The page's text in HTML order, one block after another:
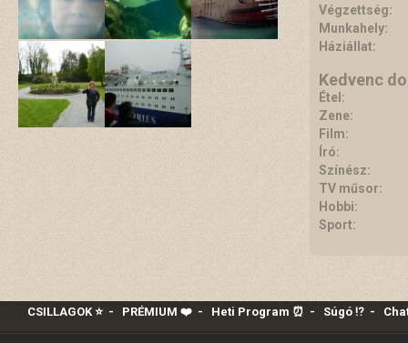
Végzettség:
Munkahely:
Háziállat:
Kedvenc
Étel:
Zene:
Film:
Író:
Színész:
TV műsor:
Hobbi:
Sport:
CSILLAGOK ⭐- PRÉMIUM ❤️‍- Heti Program ⏰ - Súgó ⁉️-